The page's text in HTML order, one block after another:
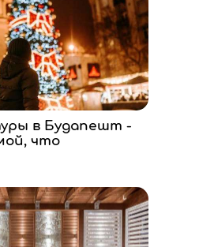
в Будапешт -
что